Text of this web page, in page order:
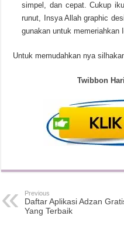
simpel, dan cepat. Cukup
runut, Insya Allah graphic
gunakan untuk memeriahkan
Untuk memudahkan nya
Twibbon
Previous
Daftar Aplikasi Adzan
Yang Terbaik